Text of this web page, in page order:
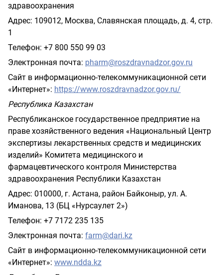
здравоохранения
Адрес: 109012, Москва, Славянская площадь, д. 4, стр.
1
Телефон: +7 800 550 99 03
Электронная почта: pharm@roszdravnadzor.gov.ru
Сайт в информационно-телекоммуникационной сети
«Интернет»: https://www.roszdravnadzor.gov.ru/
Республика Казахстан
Республиканское государственное предприятие на
праве хозяйственного ведения «Национальный Центр
экспертизы лекарственных средств и медицинских
изделий» Комитета медицинского и
фармацевтического контроля Министерства
здравоохранения Республики Казахстан
Адрес: 010000, г. Астана, район Байконыр, ул. А.
Иманова, 13 (БЦ «Нурсаулет 2»)
Телефон: +7 7172 235 135
Электронная почта: farm@dari.kz
Сайт в информационно-телекоммуникационной сети
«Интернет»: www.ndda.kz